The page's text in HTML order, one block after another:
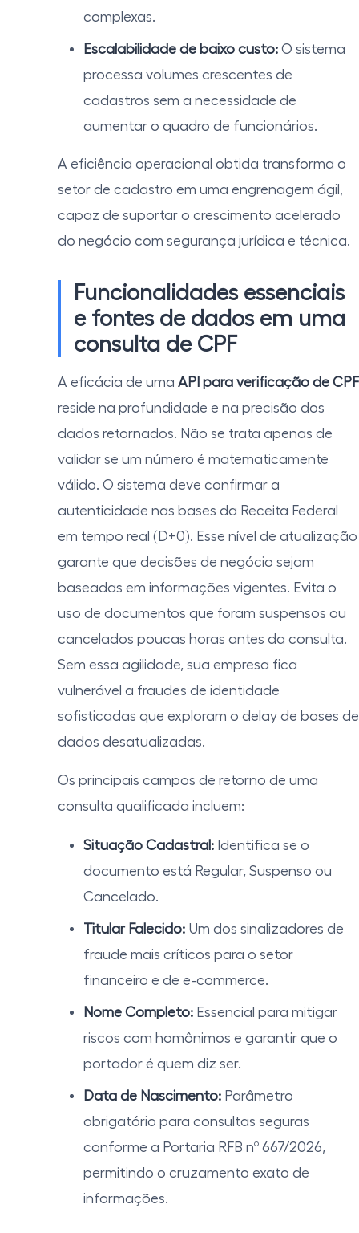
complexas.
Escalabilidade de baixo custo: O sistema
processa volumes crescentes de
cadastros sem a necessidade de
aumentar o quadro de funcionários.
A eficiência operacional obtida transforma o
setor de cadastro em uma engrenagem ágil,
capaz de suportar o crescimento acelerado
do negócio com segurança jurídica e técnica.
Funcionalidades essenciais
e fontes de dados em uma
consulta de CPF
A eficácia de uma API para verificação de CPF
reside na profundidade e na precisão dos
dados retornados. Não se trata apenas de
validar se um número é matematicamente
válido. O sistema deve confirmar a
autenticidade nas bases da Receita Federal
em tempo real (D+0). Esse nível de atualização
garante que decisões de negócio sejam
baseadas em informações vigentes. Evita o
uso de documentos que foram suspensos ou
cancelados poucas horas antes da consulta.
Sem essa agilidade, sua empresa fica
vulnerável a fraudes de identidade
sofisticadas que exploram o delay de bases de
dados desatualizadas.
Os principais campos de retorno de uma
consulta qualificada incluem:
Situação Cadastral: Identifica se o
documento está Regular, Suspenso ou
Cancelado.
Titular Falecido: Um dos sinalizadores de
fraude mais críticos para o setor
financeiro e de e-commerce.
Nome Completo: Essencial para mitigar
riscos com homônimos e garantir que o
portador é quem diz ser.
Data de Nascimento: Parâmetro
obrigatório para consultas seguras
conforme a Portaria RFB nº 667/2026,
permitindo o cruzamento exato de
informações.